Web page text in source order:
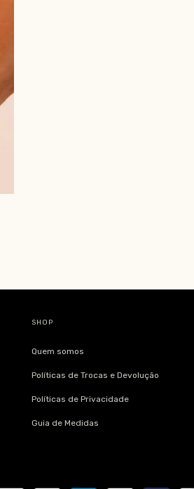
SHOP
Quem somos
Políticas de Trocas e Devolução
Políticas de Privacidade
Guia de Medidas